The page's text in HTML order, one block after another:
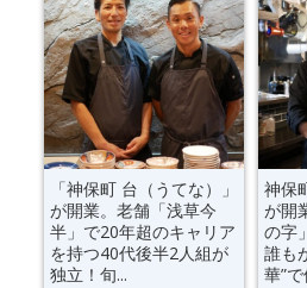
「神保町 台（うてな）」
が開業。老舗「浅草今
半」で20年超のキャリア
を持つ40代後半2人組が
独立！旬...
神保
が開
の字
誰も
華”